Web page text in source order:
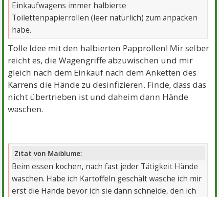
Einkaufwagens immer halbierte
Toilettenpapierrollen (leer natürlich) zum anpacken
habe.
Tolle Idee mit den halbierten Papprollen! Mir selber
reicht es, die Wagengriffe abzuwischen und mir
gleich nach dem Einkauf nach dem Anketten des
Karrens die Hände zu desinfizieren. Finde, dass das
nicht übertrieben ist und daheim dann Hände
waschen.
Zitat von Maiblume:
Beim essen kochen, nach fast jeder Tätigkeit Hände
waschen. Habe ich Kartoffeln geschält wasche ich mir
erst die Hände bevor ich sie dann schneide, den ich